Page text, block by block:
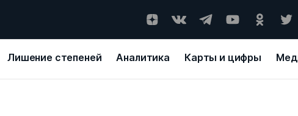
Лишение степеней Аналитика Карты и цифры